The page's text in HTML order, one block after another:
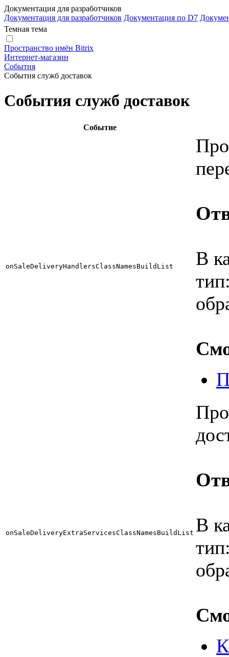
Документация для разработчиков
Документация для разработчиков Документация по D7
Темная тема
Пространство имён Bitrix
Интернет-магазин
События
События служб доставок
События служб доставок
Событие
onSaleDeliveryHandlersClassNamesBuildList
В
onSaleDeliveryExtraServicesClassNamesBuildList В